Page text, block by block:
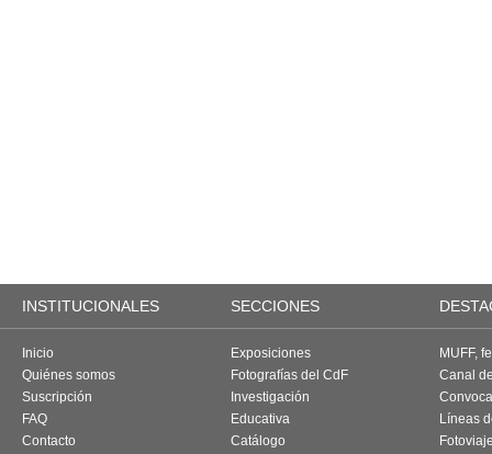
INSTITUCIONALES SECCIONES
Inicio
Quiénes somos
Suscripción
FAQ
Contacto
Exposiciones
Fotografías del CdF
Investigación
Educativa
Catálogo
MUFF,
Canal
Líneas